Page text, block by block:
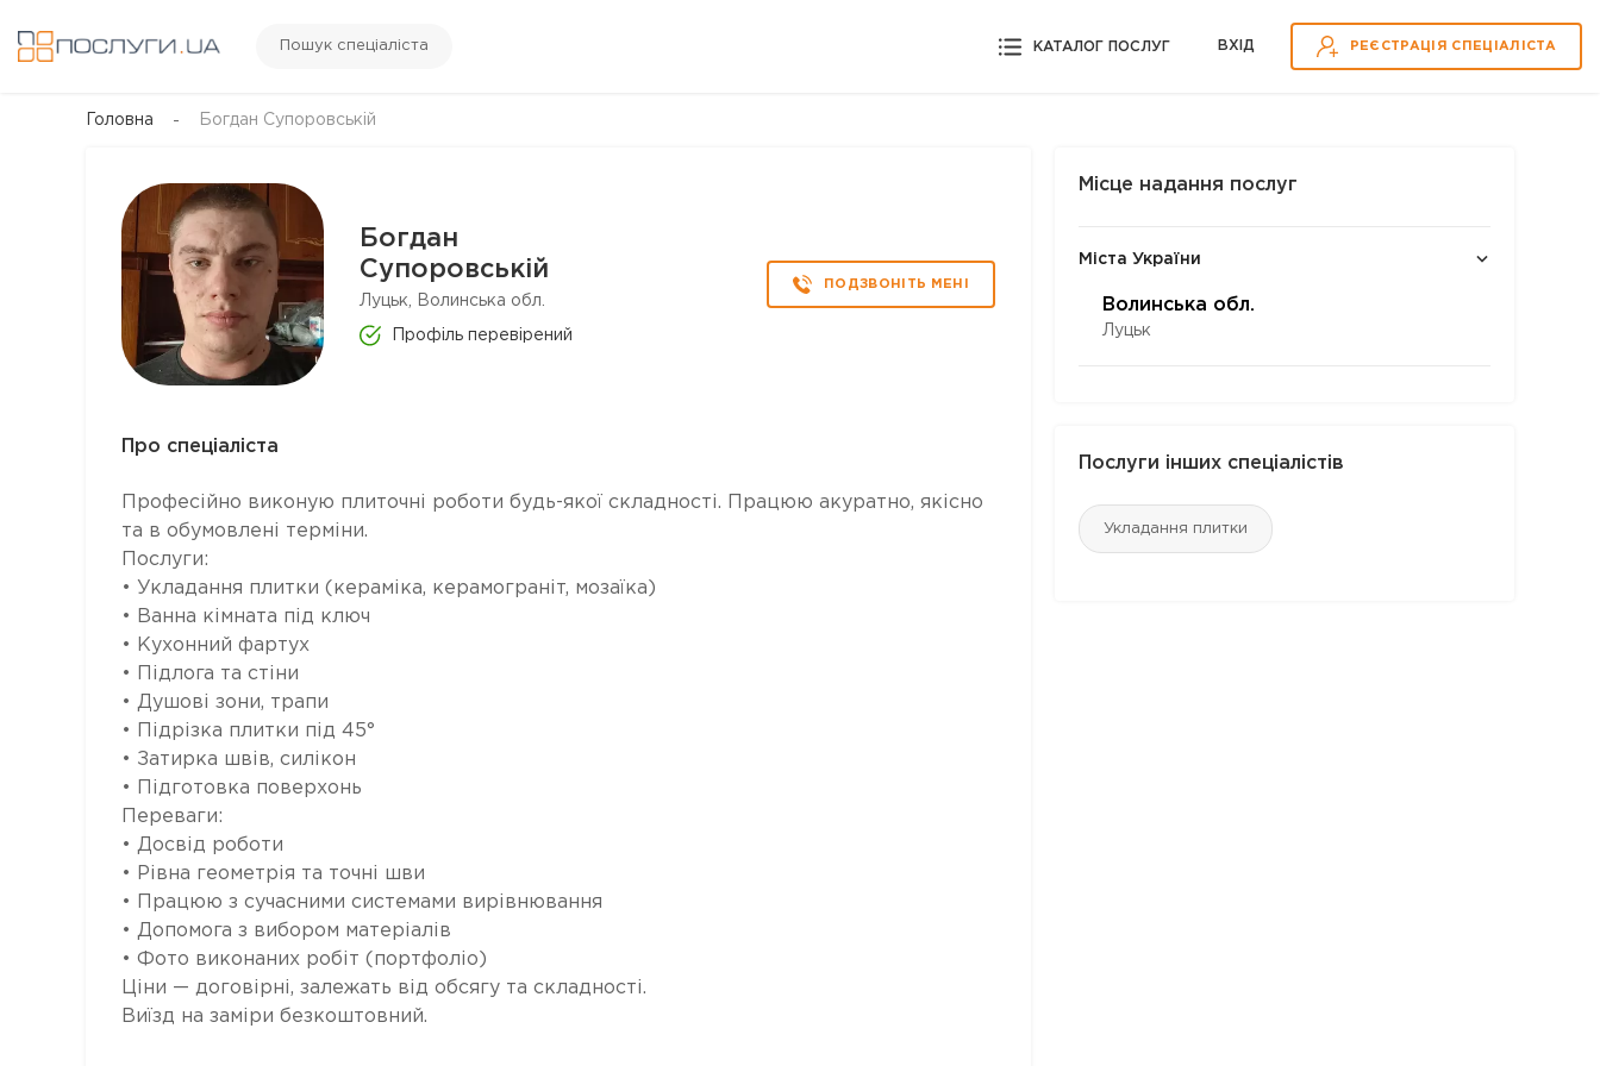
Пошук спеціаліста КАТАЛОГ ПОСЛУГ ВХІД РЕЄСТРАЦІЯ СПЕЦІАЛІСТА
Головна Богдан Супоровській
Богдан
Супоровській
Луцьк, Волинська обл.
Профіль перевірений
ПОДЗВОНІТЬ МЕНІ
Про спеціаліста
Професійно виконую плиточні роботи будь-якої складності. Працюю акуратно, якісно
та в обумовлені терміни.
Послуги:
• Укладання плитки (кераміка, керамограніт, мозаїка)
• Ванна кімната під ключ
• Кухонний фартух
• Підлога та стіни
• Душові зони, трапи
• Підрізка плитки під 45°
• Затирка швів, силікон
• Підготовка поверхонь
Переваги:
• Досвід роботи
• Рівна геометрія та точні шви
• Працюю з сучасними системами вирівнювання
• Допомога з вибором матеріалів
• Фото виконаних робіт (портфоліо)
Ціни — договірні, залежать від обсягу та складності.
Виїзд на заміри безкоштовний.
Місце надання послуг
Міста України
Волинська обл.
Луцьк
Послуги інших спеціалістів
Укладання плитки